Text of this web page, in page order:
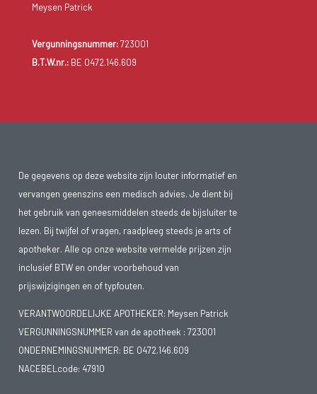
Meysen Patrick
Vergunningsnummer:723001
B.T.W.nr.:BE 0472.146.609
De gegevens op deze website zijn louter informatief en
vervangen geenszins een medisch advies. Je dient bij
het gebruik van geneesmiddelen steeds de bijsluiter te
lezen. Bij twijfel of vragen, raadpleeg steeds je arts of
apotheker. Alle op onze website vermelde prijzen zijn
inclusief BTW en onder voorbehoud van
prijswijzigingen en of typfouten.
VERANTWOORDELIJKE APOTHEKER: Meysen Patrick
VERGUNNINGSNUMMER van de apotheek : 723001
ONDERNEMINGSNUMMER: BE 0472.146.609
NACEBELcode: 47910